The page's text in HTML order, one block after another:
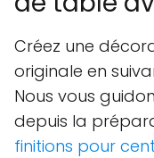
Créez une
originale en
Nous vous
depuis la
finitions pour